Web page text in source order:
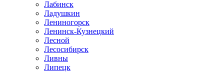
Лабинск
Ладушкин
Лениногорск
Ленинск-Кузнецкий
Лесной
Лесосибирск
Ливны
Липецк